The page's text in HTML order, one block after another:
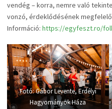
vendég – korra, nemre való
vonzó, érdeklődésének
Információ: https://egyfeszt.ro/
Fotó: Gábor Levente, Erdélyi
Hagyományok Háza